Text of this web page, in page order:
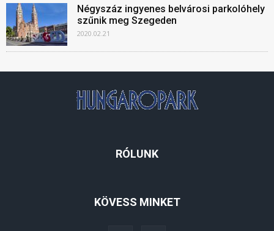
Négyszáz ingyenes belvárosi parkolóhely
szűnik meg Szegeden
2020.02.21
RÓLUNK
KÖVESS MINKET